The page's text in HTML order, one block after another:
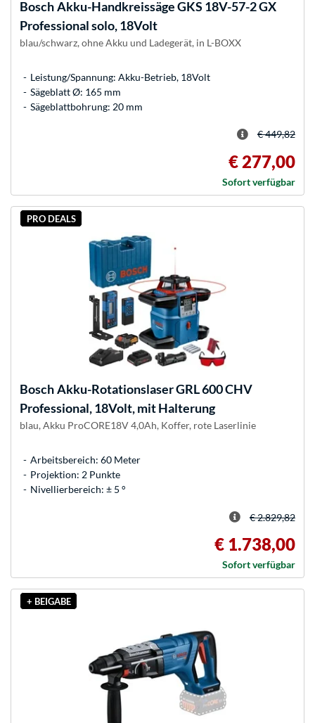
BoschAkku-Handkreissäge GKS 18V-57-2 GX
Professional solo, 18Volt
blau/schwarz, ohne Akku und Ladegerät, in L-BOXX
Leistung/Spannung: Akku-Betrieb, 18Volt
Sägeblatt Ø: 165 mm
Sägeblattbohrung: 20 mm
€ 449,82
€ 277,00
Sofort verfügbar
PRO DEALS
BoschAkku-Rotationslaser GRL 600 CHV
Professional, 18Volt, mit Halterung
blau, Akku ProCORE18V 4,0Ah, Koffer, rote Laserlinie
Arbeitsbereich: 60 Meter
Projektion: 2 Punkte
Nivellierbereich: ± 5 °
€ 2.829,82
€ 1.738,00
Sofort verfügbar
+ BEIGABE